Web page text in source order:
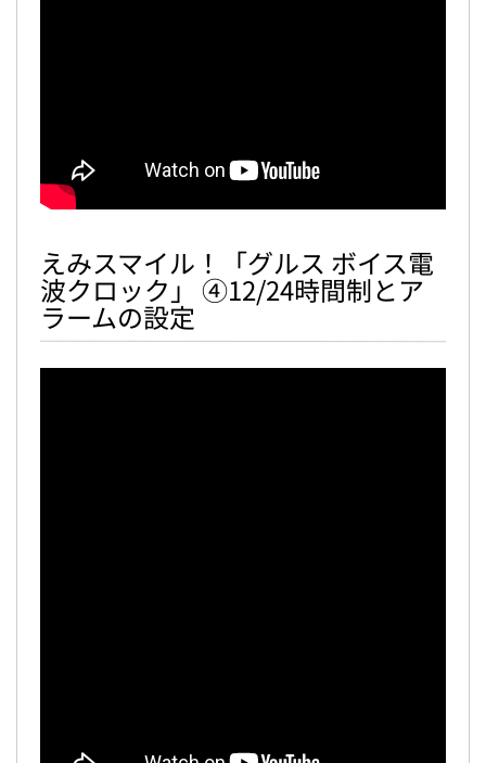
えみスマイル！「グルス ボイス電
波クロック」 ④12/24時間制とア
ラームの設定